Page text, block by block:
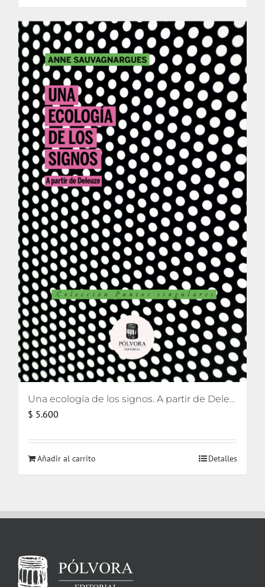
Una ecología de los signos. A partir de Deleuze [eBook]
$ 5.600
Añadir al carrito Detalles